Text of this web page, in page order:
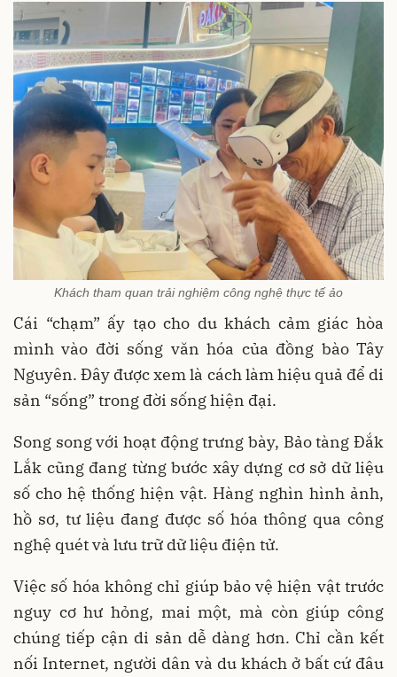
Khách tham quan trải nghiệm công nghệ thực tế ảo
Cái “chạm” ấy tạo cho du khách cảm giác hòa
mình vào đời sống văn hóa của đồng bào Tây
Nguyên. Đây được xem là cách làm hiệu quả để di
sản “sống” trong đời sống hiện đại.
Song song với hoạt động trưng bày, Bảo tàng Đắk
Lắk cũng đang từng bước xây dựng cơ sở dữ liệu
số cho hệ thống hiện vật. Hàng nghìn hình ảnh,
hồ sơ, tư liệu đang được số hóa thông qua công
nghệ quét và lưu trữ dữ liệu điện tử.
Việc số hóa không chỉ giúp bảo vệ hiện vật trước
nguy cơ hư hỏng, mai một, mà còn giúp công
chúng tiếp cận di sản dễ dàng hơn. Chỉ cần kết
nối Internet, người dân và du khách ở bất cứ đâu